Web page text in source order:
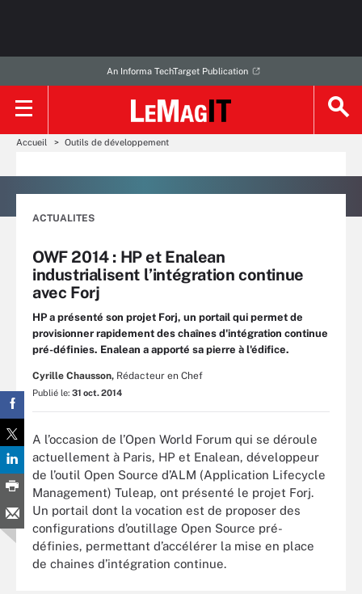
An Informa TechTarget Publication
Accueil Outils de développement
ACTUALITES
OWF 2014 : HP et Enalean
industrialisent l’intégration continue
avec Forj
HP a présenté son projet Forj, un portail qui permet de
provisionner rapidement des chaînes d'intégration continue
pré-définies. Enalean a apporté sa pierre à l'édifice.
Cyrille Chausson, Rédacteur en Chef
Publié le: 31 oct. 2014
A l’occasion de l’Open World Forum qui se déroule
actuellement à Paris, HP et Enalean, développeur
de l’outil Open Source d’ALM (Application Lifecycle
Management) Tuleap, ont présenté le projet Forj.
Un portail dont la vocation est de proposer des
configurations d’outillage Open Source pré-
définies, permettant d’accélérer la mise en place
de chaines d’intégration continue.